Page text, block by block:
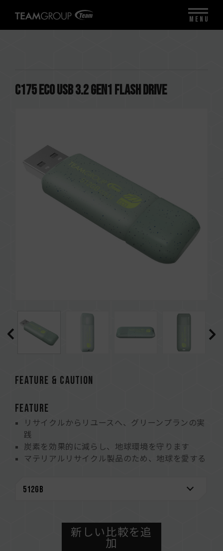
C175 ECO USB 3.2 Gen1 FLASH DRIVE
FEATURE & CAUTION
FEATURE
リサイクルからリユースへ、グリーンプランの実
践
炭素を効果的に減らし、地球環境を守ります
マテリアルリサイクル製品のため、地球を愛する
を守る事にも繋がります
新しい比較を追
加
MENU